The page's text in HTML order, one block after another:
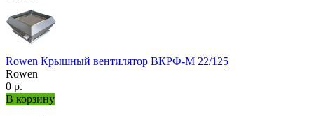
Rowen Крышный вентилятор ВКРФ-М 22/125
Rowen
0 р.
В корзину